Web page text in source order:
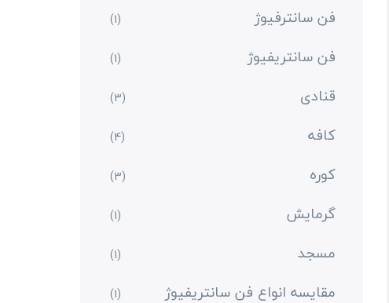
فن سانترفیوژ (1)
فن سانتریفیوژ (1)
قنادی (3)
کافه (4)
کوره (3)
گرمایش (1)
مسجد (1)
مقایسه انواع فن سانتریفیوژ (1)